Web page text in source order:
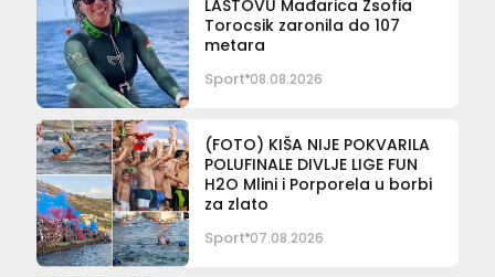
LASTOVU Mađarica Zsofia
Torocsik zaronila do 107
metara
Sport 08.08.2026
(FOTO) KIŠA NIJE POKVARILA
POLUFINALE DIVLJE LIGE FUN
H2O Mlini i Porporela u borbi
za zlato
Sport 07.08.2026